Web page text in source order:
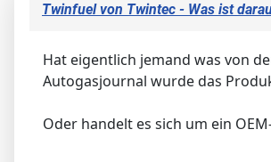
Twinfuel von Twintec - Was ist
Hat eigentlich jemand was von
Autogasjournal wurde das
Oder handelt es sich um ein